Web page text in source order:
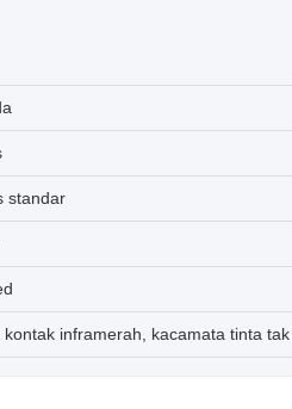
standar
kontak inframerah, kacamata tinta